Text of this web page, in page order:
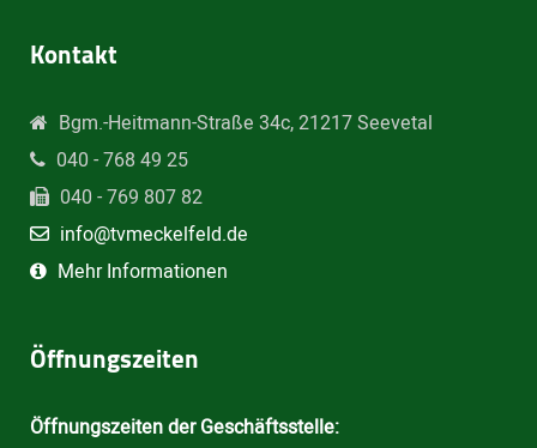
Kontakt
Bgm.-Heitmann-Straße 34c, 21217 Seevetal
040 - 768 49 25
040 - 769 807 82
info@tvmeckelfeld.de
Mehr Informationen
Öffnungszeiten
Öffnungszeiten der Geschäftsstelle: